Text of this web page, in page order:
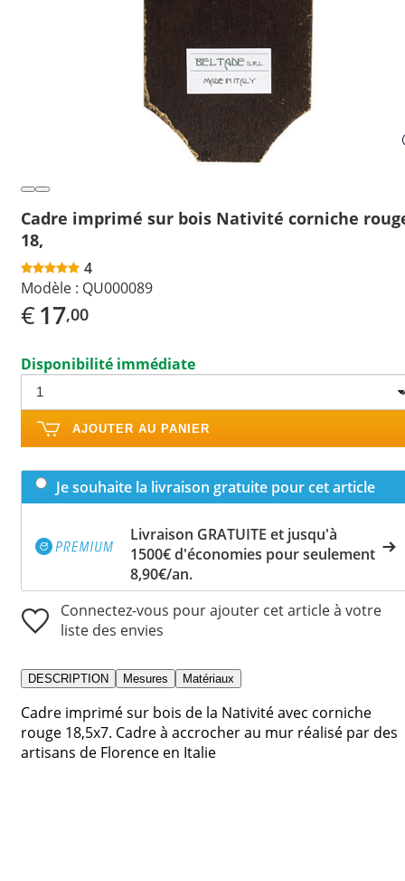
Cadre imprimé sur bois Nativité corniche
18,
4
Modèle : QU000089
€17,00
Disponibilité immédiate
AJOUTER AU PANIER
Je souhaite la livraison gratuite pour cet article
Livraison GRATUITE et jusqu'à
1500€ d'économies pour seulement
8,90€/an.
Connectez-vous pour ajouter cet article à votre
liste des envies
DESCRIPTION Mesures Matériaux
Cadre imprimé sur bois de la Nativité avec corniche
rouge 18,5x7. Cadre à accrocher au mur réalisé par des
artisans de Florence en Italie